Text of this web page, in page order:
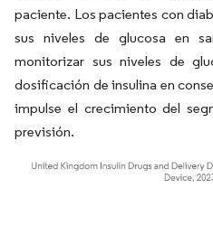
paciente. Los pacientes con
sus niveles de glucosa en
monitorizar sus niveles de
dosificación de insulina en
impulse el crecimiento del
previsión.